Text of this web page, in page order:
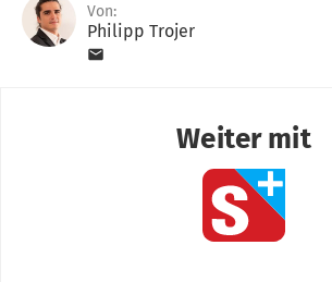
Von:
Philipp Trojer